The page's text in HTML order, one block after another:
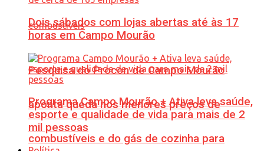
Pesquisa do Procon de Campo Mourão
aponta queda nos menores preços de
combustíveis e do gás de cozinha para
Dois sábados com lojas abertas até às 17
horas em Campo Mourão
Programa Campo Mourão + Ativa leva saúde,
esporte e qualidade de vida para mais de 2
mil pessoas